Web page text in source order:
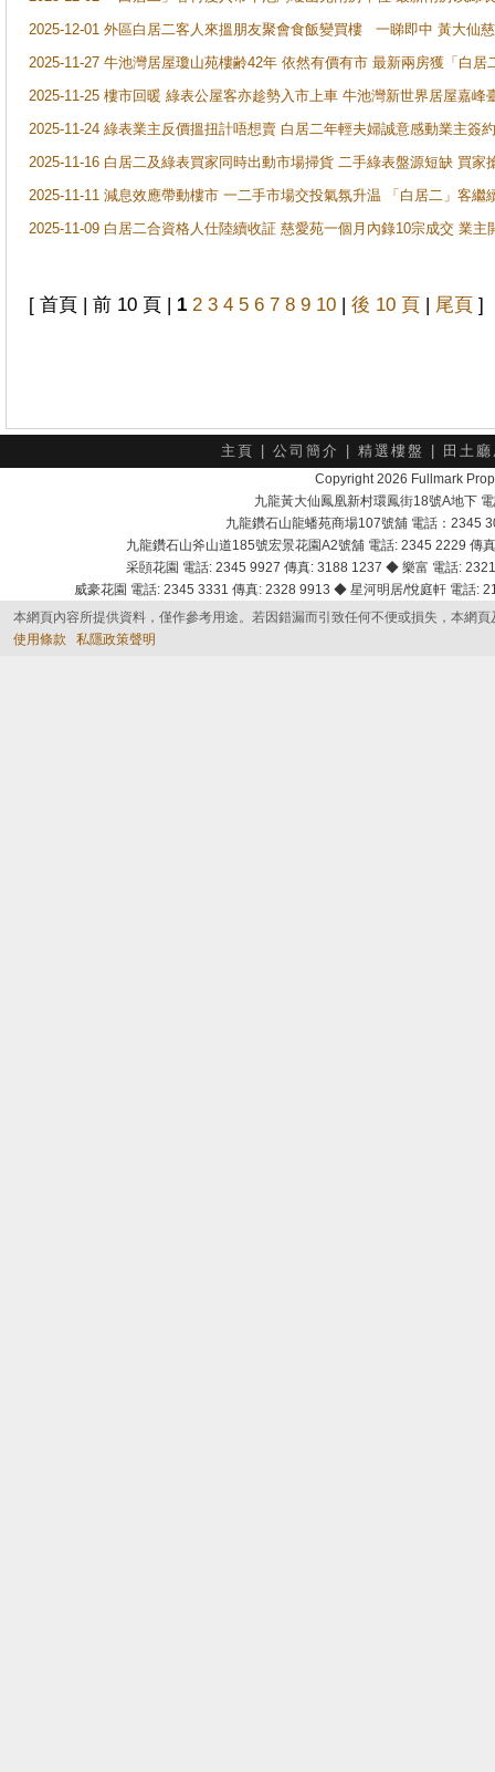
2025-12-01 外區白居二客人來搵朋友聚會食飯變買樓 一睇即中 黃大仙
2025-11-27 牛池灣居屋瓊山苑樓齢42年 依然有價有市 最新兩房獲「白居
2025-11-25 樓市回暖 綠表公屋客亦趁勢入市上車 牛池灣新世界居屋嘉峰
2025-11-24 綠表業主反價搵扭計唔想賣 白居二年輕夫婦誠意感動業主簽
2025-11-16 白居二及綠表買家同時出動市場掃貨 二手綠表盤源短缺 買
2025-11-11 減息效應帶動樓市 一二手市場交投氣氛升温 「白居二」客
2025-11-09 白居二合資格人仕陸續收証 慈愛苑一個月內錄10宗成交 業
[ 首頁 | 前 10 頁 | 1 2 3 4 5 6 7 8 9 10 | 後 10 頁 | 尾頁 ]
主頁 公司簡介 精選樓盤 田土
Copyright 2026 Fullmark
九龍黃大仙鳳凰新村環鳳街18號A地下
九龍鑽石山龍蟠苑商場107號舖 電話：2345
九龍鑽石山斧山道185號宏景花園A2號舖 電話: 2345 2229
采頣花園 電話: 2345 9927 傳真: 3188 1237 ◆ 樂富 電話:
威豪花園 電話: 2345 3331 傳真: 2328 9913 ◆ 星河明居/悅庭軒 電話
本網頁內容所提供資料，僅作參考用途。若因錯漏而引致任何不便或損失，本網
使用條款
私隱政策聲明